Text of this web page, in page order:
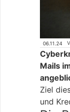
06.11.24
Mails
Ziel
und